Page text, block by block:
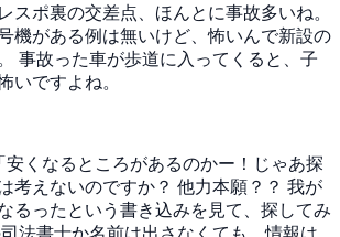
スポ裏の交差点、ほんとに事故多いね。
機がある例は無いけど、怖いんで新設の
事故った車が歩道に入ってくると、子
いですよね。
安くなるところがあるのかー！じゃあ探
考えないのですか？ 他力本願？？ 我が
るったという書き込みを見て、探してみ
法書士か名前は出さなくても、情報は